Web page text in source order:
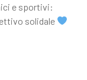
e sportivi:
solidale